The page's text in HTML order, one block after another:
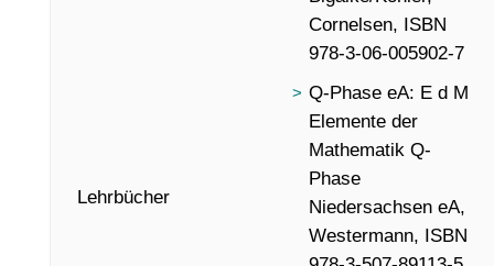
Lehrbücher
Cornelsen, ISBN
978-3-06-005902-7
Q-Phase eA: E d M
Elemente der
Mathematik Q-
Phase
Niedersachsen eA,
Westermann, ISBN